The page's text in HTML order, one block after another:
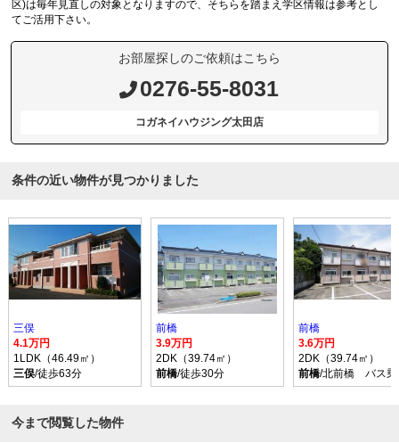
区)は毎年見直しの対象となりますので、そちらを踏まえ学区情報は参考とし
てご活用下さい。
お部屋探しのご依頼はこちら
0276-55-8031
コガネイハウジング太田店
条件の近い物件が見つかりました
三俣
4.1万円
1LDK（46.49㎡）
三俣/徒歩63分
前橋
3.9万円
2DK（39.74㎡）
前橋/徒歩30分
前橋
3.6万円
2DK（39.74㎡）
前橋/北前橋 バス
今まで閲覧した物件